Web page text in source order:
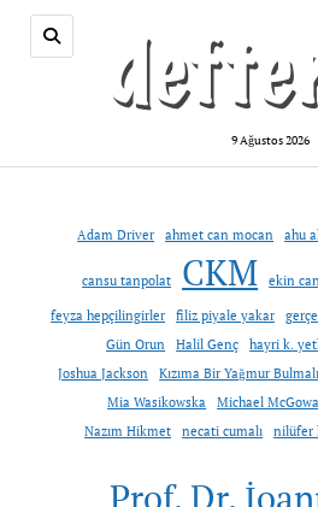
9 Ağustos 2026
Adam Driver ahmet can mocan ahu
cansu tanpolat CKM ekin
feyza hepçilingirler filiz piyale yakar
Gün Orun
Halil Genç hayri k.
Joshua Jackson
Kızıma Bir Yağmur
Mia Wasikowska
Michael
Nazım Hikmet
necati cumalı nilüfer
Prof. Dr.